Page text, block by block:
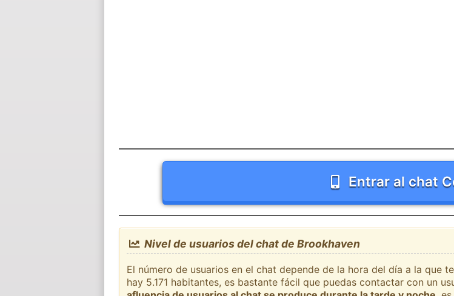
Entrar al chat
Nivel de usuarios del chat de Brookhaven
El número de usuarios en el chat depende de la hora del día a la que
hay 5.171 habitantes, es bastante fácil que puedas contactar con un